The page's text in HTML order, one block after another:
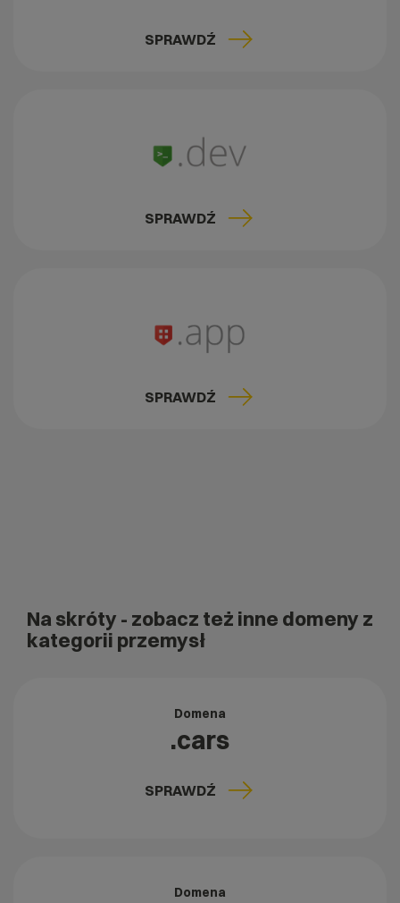
SPRAWDŹ
SPRAWDŹ
SPRAWDŹ
Na skróty - zobacz też inne domeny z
kategorii przemysł
Domena
.cars
SPRAWDŹ
Domena